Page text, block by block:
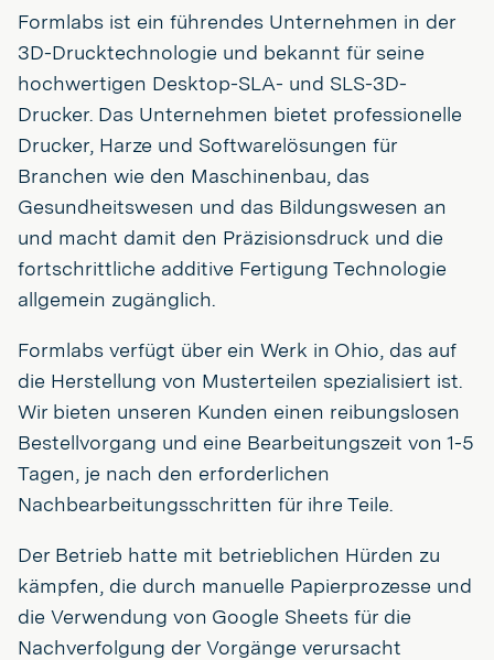
Formlabs ist ein führendes Unternehmen in der
3D-Drucktechnologie und bekannt für seine
hochwertigen Desktop-SLA- und SLS-3D-
Drucker. Das Unternehmen bietet professionelle
Drucker, Harze und Softwarelösungen für
Branchen wie den Maschinenbau, das
Gesundheitswesen und das Bildungswesen an
und macht damit den Präzisionsdruck und die
fortschrittliche additive Fertigung Technologie
allgemein zugänglich.
Formlabs verfügt über ein Werk in Ohio, das auf
die Herstellung von Musterteilen spezialisiert ist.
Wir bieten unseren Kunden einen reibungslosen
Bestellvorgang und eine Bearbeitungszeit von 1-5
Tagen, je nach den erforderlichen
Nachbearbeitungsschritten für ihre Teile.
Der Betrieb hatte mit betrieblichen Hürden zu
kämpfen, die durch manuelle Papierprozesse und
die Verwendung von Google Sheets für die
Nachverfolgung der Vorgänge verursacht